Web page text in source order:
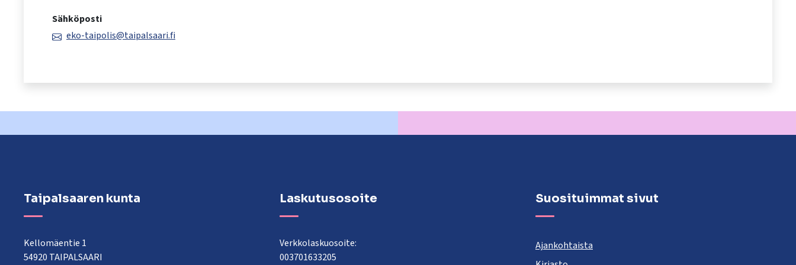
ja
Sähköposti
eko-taipolis@taipalsaari.fi
Taipalsaaren kunta
Kellomäentie 1
54920 TAIPALSAARI
Laskutusosoite
Verkkolaskuosoite:
003701633205
Suosituimmat sivut
Ajankohtaista